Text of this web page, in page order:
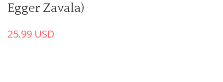
Egger Zavala)
25.99 USD